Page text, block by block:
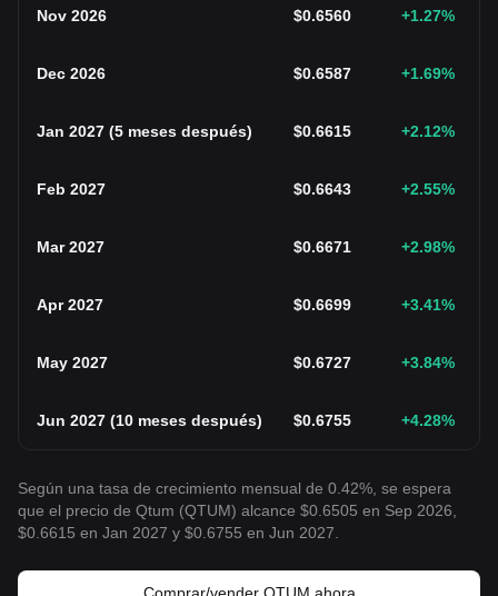
Nov 2026 $0.6560 +1.27%
Dec 2026 $0.6587 +1.69%
Jan 2027 (5 meses después) $0.6615 +2.12%
Feb 2027 $0.6643 +2.55%
Mar 2027 $0.6671 +2.98%
Apr 2027 $0.6699 +3.41%
May 2027 $0.6727 +3.84%
Jun 2027 (10 meses después) $0.6755 +4.28%
Según una tasa de crecimiento mensual de 0.42%, se espera
que el precio de Qtum (QTUM) alcance $0.6505 en Sep 2026,
$0.6615 en Jan 2027 y $0.6755 en Jun 2027.